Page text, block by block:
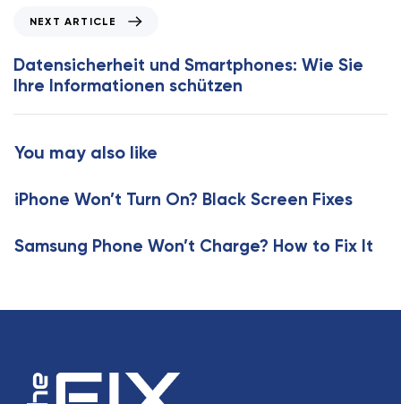
r
t
i
l
x
t
A
r
l
NEXT ARTICLE
Datensicherheit und Smartphones: Wie Sie
Ihre Informationen schützen
You may also like
iPhone Won’t Turn On? Black Screen Fixes
Samsung Phone Won’t Charge? How to Fix It